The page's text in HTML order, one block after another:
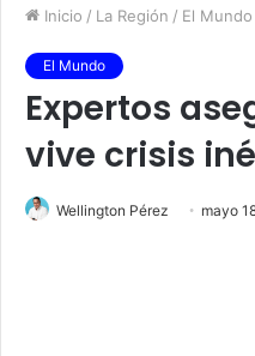
Inicio / La Región / El Mundo
El Mundo
Expertos
vive crisis
Wellington Pérez mayo